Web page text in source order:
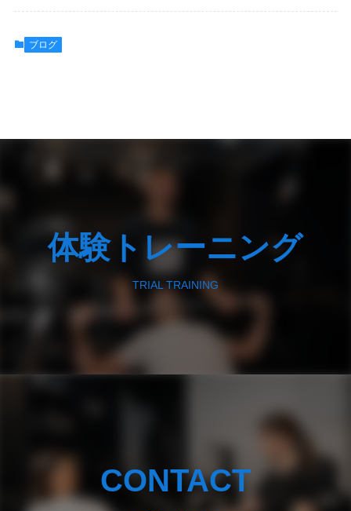
ブログ
体験トレーニング
TRIAL TRAINING
CONTACT